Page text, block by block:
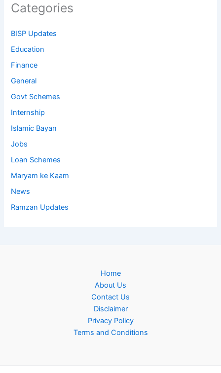
Categories
BISP Updates
Education
Finance
General
Govt Schemes
Internship
Islamic Bayan
Jobs
Loan Schemes
Maryam ke Kaam
News
Ramzan Updates
Home
About Us
Contact Us
Disclaimer
Privacy Policy
Terms and Conditions